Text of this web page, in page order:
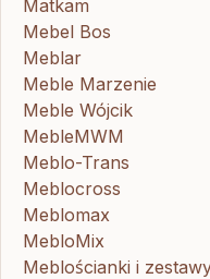
Matkam
Mebel Bos
Meblar
Meble Marzenie
Meble Wójcik
MebleMWM
Meblo-Trans
Meblocross
Meblomax
MebloMix
Meblościanki i